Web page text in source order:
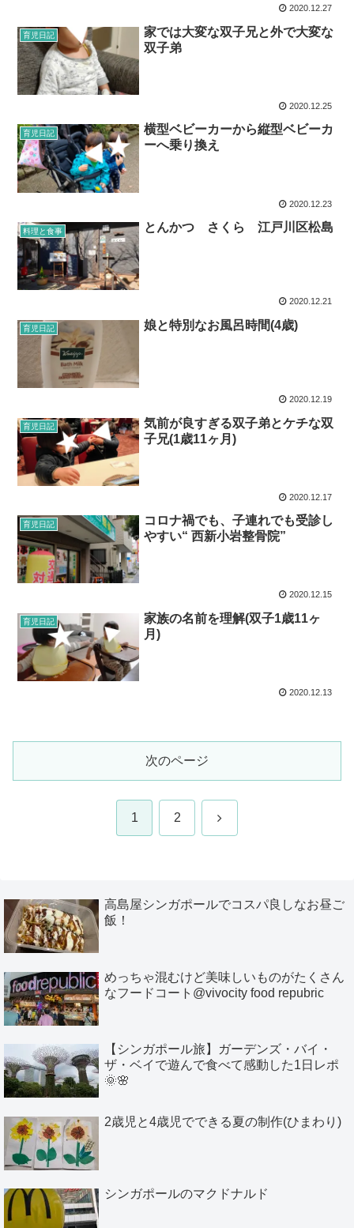
2020.12.27
育児日記
家では大変な双子兄と外で大変な
双子弟
2020.12.25
育児日記
横型ベビーカーから縦型ベビーカ
ーへ乗り換え
2020.12.23
料理と食事 とんかつ さくら 江戸川区松島
2020.12.21
育児日記 娘と特別なお風呂時間(4歳)
2020.12.19
育児日記
気前が良すぎる双子弟とケチな双
子兄(1歳11ヶ月)
2020.12.17
育児日記
コロナ禍でも、子連れでも受診し
やすい“ 西新小岩整骨院”
2020.12.15
育児日記
家族の名前を理解(双子1歳11ヶ
月)
2020.12.13
次のページ
1 2 次
高島屋シンガポールでコスパ良しなお昼ご
飯！
めっちゃ混むけど美味しいものがたくさん
なフードコート@vivocity food repubric
【シンガポール旅】ガーデンズ・バイ・
ザ・ベイで遊んで食べて感動した1日レポ
🌞🌸
2歳児と4歳児でできる夏の制作(ひまわり)
シンガポールのマクドナルド